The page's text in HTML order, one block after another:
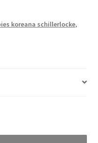
koreana schillerlocke,